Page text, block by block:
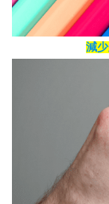
減